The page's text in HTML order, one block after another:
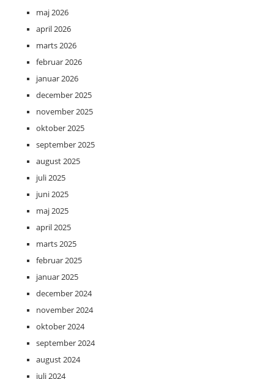
maj 2026
april 2026
marts 2026
februar 2026
januar 2026
december 2025
november 2025
oktober 2025
september 2025
august 2025
juli 2025
juni 2025
maj 2025
april 2025
marts 2025
februar 2025
januar 2025
december 2024
november 2024
oktober 2024
september 2024
august 2024
juli 2024